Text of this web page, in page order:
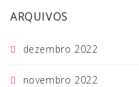
ARQUIVOS
dezembro 2022
novembro 2022